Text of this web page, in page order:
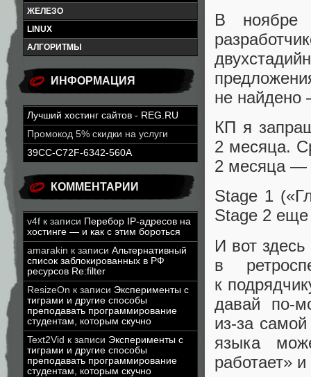
ЖЕЛЕЗО
LINUX
АЛГОРИТМЫ
ИНФОРМАЦИЯ
Лучший хостинг сайтов - REG.RU
Промокод 5% скидки на услуги
39CC-C72F-6342-560A
КОММЕНТАРИИ
v4f к записи Перебор IP-адресов на
хостинге — и как с этим бороться
amarakin к записи Альтернативный
список заблокированных в РФ
ресурсов Re:filter
ResizeOn к записи Эксперименты с
тиграми и другие способы
преподавать программирование
студентам, которым скучно
Text2Vid к записи Эксперименты с
тиграми и другие способы
преподавать программирование
студентам, которым скучно
В ноябре
не найдено
КП я
2 месяца.
2 месяца —
Stage 1
Stage 2
И вот
в
к
давай
из‑за
языка
работает»